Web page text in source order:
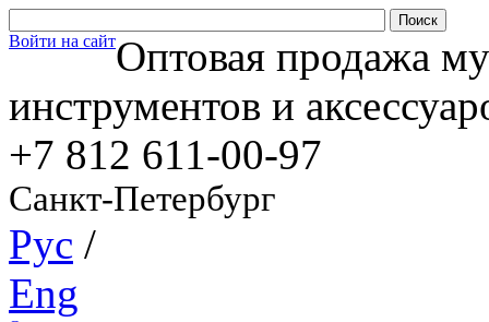
Войти на сайтОптовая продажа
инструментов и
+7 812 611-00-97
Санкт-Петербург
Рус /
Eng